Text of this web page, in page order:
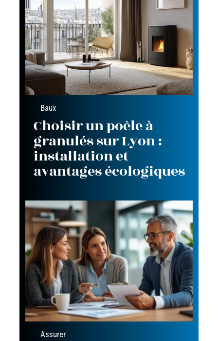
Baux
Choisir un poêle à
granulés sur Lyon :
installation et
avantages écologiques
Assurer